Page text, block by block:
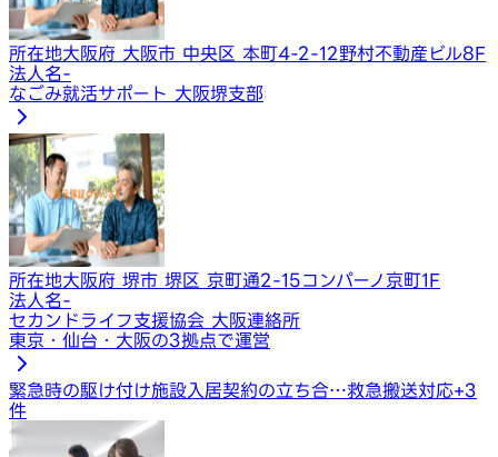
所在地大阪府 大阪市 中央区 本町4-2-12野村不動産ビル8F
法人名-
なごみ就活サポート 大阪堺支部
所在地大阪府 堺市 堺区 京町通2-15コンパーノ京町1F
法人名-
セカンドライフ支援協会 大阪連絡所
東京・仙台・大阪の3拠点で運営
緊急時の駆け付け施設入居契約の立ち合…救急搬送対応+3
件